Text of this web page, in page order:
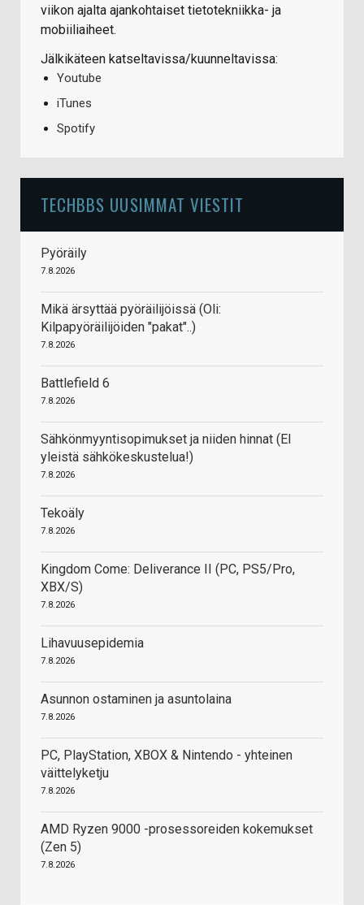
viikon ajalta ajankohtaiset tietotekniikka- ja
mobiiliaiheet.
Jälkikäteen katseltavissa/kuunneltavissa:
Youtube
iTunes
Spotify
TECHBBS UUSIMMAT VIESTIT
Pyöräily
7.8.2026
Mikä ärsyttää pyöräilijöissä (Oli:
Kilpapyöräilijöiden "pakat"..)
7.8.2026
Battlefield 6
7.8.2026
Sähkönmyyntisopimukset ja niiden hinnat (EI
yleistä sähkökeskustelua!)
7.8.2026
Tekoäly
7.8.2026
Kingdom Come: Deliverance II (PC, PS5/Pro,
XBX/S)
7.8.2026
Lihavuusepidemia
7.8.2026
Asunnon ostaminen ja asuntolaina
7.8.2026
PC, PlayStation, XBOX & Nintendo - yhteinen
väittelyketju
7.8.2026
AMD Ryzen 9000 -prosessoreiden kokemukset
(Zen 5)
7.8.2026